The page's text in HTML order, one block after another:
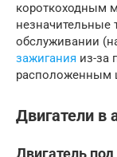
короткоходным
незначительные
обслуживании
зажигания из-за
расположенным
Двигатели в
Двигатель